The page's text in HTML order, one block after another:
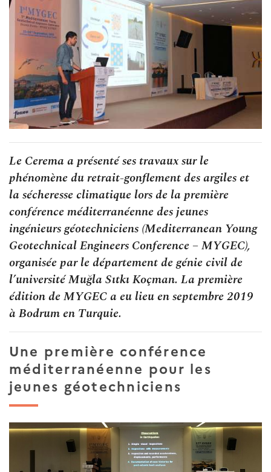
Le Cerema a présenté ses travaux sur le
phénomène du retrait-gonflement des argiles et
la sécheresse climatique lors de la première
conférence méditerranéenne des jeunes
ingénieurs géotechniciens (Mediterranean Young
Geotechnical Engineers Conference – MYGEC),
organisée par le département de génie civil de
l’université Muğla Sıtkı Koçman. La première
édition de MYGEC a eu lieu en septembre 2019
à Bodrum en Turquie.
Une première conférence
méditerranéenne pour les
jeunes géotechniciens